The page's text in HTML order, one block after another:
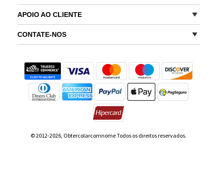
APOIO AO CLIENTE
CONTATE-NOS
© 2012-2026, Obtercolarcomnome Todos os direitos reservados.